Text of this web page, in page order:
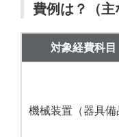
費例は？（主
対象経費科目
機械装置（器具備